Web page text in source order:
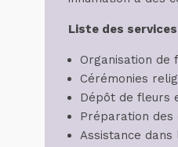
Liste des
Organisation de
Cérémonies
Dépôt de fleurs
Préparation
Assistance